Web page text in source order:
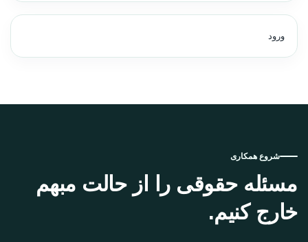
ورود
شروع همکاری
مسئله حقوقی را از حالت مبهم
خارج کنیم.